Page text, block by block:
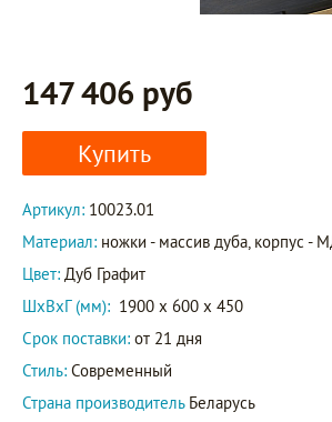
147 406 руб
Купить
Артикул: 10023.01
Материал: ножки - массив дуба, корпус -
Цвет: Дуб Графит
ШxВxГ (мм): 1900 x 600 x 450
Срок поставки: от 21 дня
Стиль: Современный
Страна производитель Беларусь